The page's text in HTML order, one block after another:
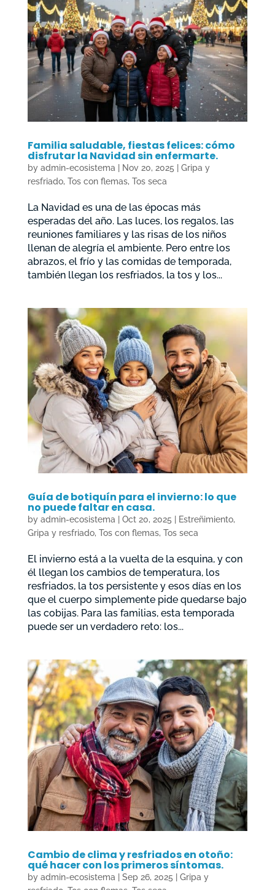
Familia saludable, fiestas felices: cómo
disfrutar la Navidad sin enfermarte.
by admin-ecosistema| Nov 20, 2025
Gripa y
resfriado, Tos con flemas, Tos seca
La Navidad es una de las épocas más
esperadas del año. Las luces, los regalos, las
reuniones familiares y las risas de los niños
llenan de alegría el ambiente. Pero entre los
abrazos, el frío y las comidas de temporada,
también llegan los resfriados, la tos y los...
Guía de botiquín para el invierno: lo que
no puede faltar en casa.
by admin-ecosistema Oct 20, 2025 Estreñimiento,
Gripa y resfriado, Tos con flemas, Tos seca
El invierno está a la vuelta de la esquina, y con
él llegan los cambios de temperatura, los
resfriados, la tos persistente y esos días en los
que el cuerpo simplemente pide quedarse bajo
las cobijas. Para las familias, esta temporada
puede ser un verdadero reto: los...
Cambio de clima y resfriados en otoño:
qué hacer con los primeros síntomas.
by admin-ecosistema Sep 26, 2025
Gripa y